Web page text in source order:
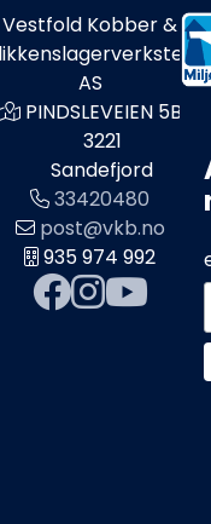
Vestfold Kobber &
AS
PINDSLEVEIEN 5B
3221
Sandefjord
33420480
post@vkb.no
935 974 992